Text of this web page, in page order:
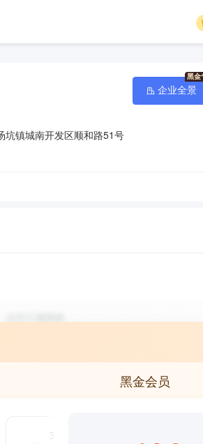
坑镇城南开发区顺和路51号
企业全景
黑金会员
3个月